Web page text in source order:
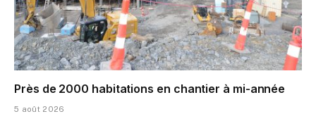
Près de 2000 habitations en chantier à mi-année
5 août 2026